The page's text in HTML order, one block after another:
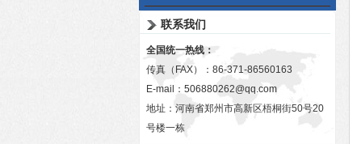
联系我们
全国统一热线：
传真（FAX）：86-371-86560163
E-mail： 506880262@qq.com
地址：河南省郑州市高新区梧桐街50号20
号楼一栋